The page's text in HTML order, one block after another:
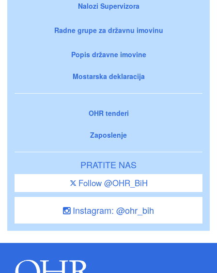
Nalozi Supervizora
Radne grupe za državnu imovinu
Popis državne imovine
Mostarska deklaracija
OHR tenderi
Zaposlenje
PRATITE NAS
Follow @OHR_BiH
Instagram: @ohr_bih